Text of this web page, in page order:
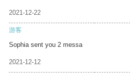
2021-12-22
游客
Sophia sent you 2 messa
2021-12-12